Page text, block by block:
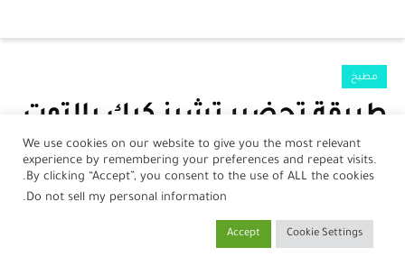
جمال
صحة
مطبخ
طريقة تحضير تشيز كيك بالتوت
بالفرن
بواسطةنورلين أحمدفي 07 فبراير، 2021
We use cookies on our website to give you the most relevant
experience by remembering your preferences and repeat visits.
By clicking “Accept”, you consent to the use of ALL the cookies.
Do not sell my personal information
.
Cookie Settings
Accept